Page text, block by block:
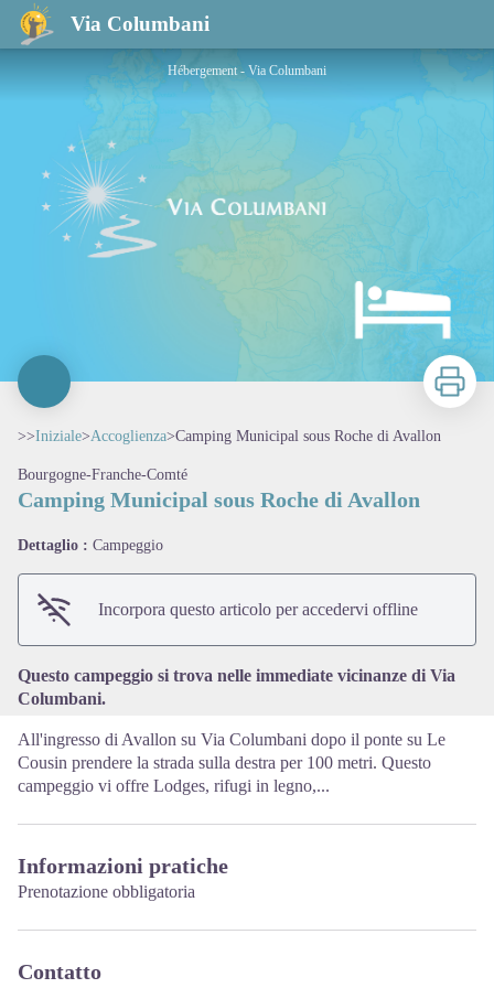
Via Columbani
Camping Municipal sous Roche di Avallon
Hébergement - Via Columbani
Stampa
>>Iniziale>Accoglienza>Camping Municipal sous Roche di Avallon
Bourgogne-Franche-Comté
Camping Municipal sous Roche di Avallon
Dettaglio : Campeggio
Incorpora questo articolo per accedervi offline
Questo campeggio si trova nelle immediate vicinanze di Via
Columbani.
All'ingresso di Avallon su Via Columbani dopo il ponte su Le
Cousin prendere la strada sulla destra per 100 metri. Questo
campeggio vi offre Lodges, rifugi in legno,...
Informazioni pratiche
Prenotazione obbligatoria
Contatto